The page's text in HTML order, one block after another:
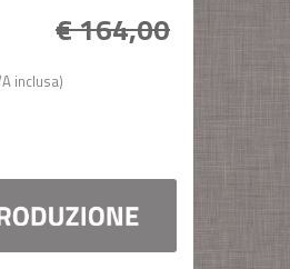
€ 164,00
inclusa)